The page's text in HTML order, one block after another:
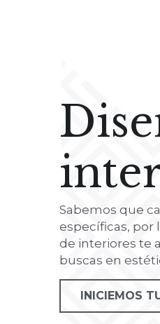
Sabemos que
específicas, por
de interiores te
buscas en
INICIEMOS